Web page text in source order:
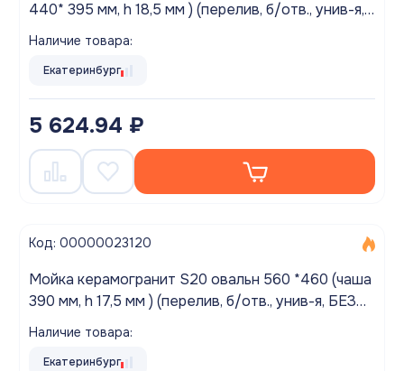
440* 395 мм, h 18,5 мм ) (перелив, б/отв., унив-я,
Наличие товара:
Екатеринбург
5 624.94 ₽
Код: 00000023120
Мойка керамогранит S20 овальн 560 *460 (чаша
390 мм, h 17,5 мм ) (перелив, б/отв., унив-я, БЕЗ
Наличие товара:
Екатеринбург